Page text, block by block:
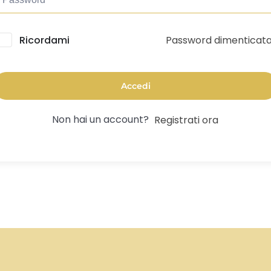
Ricordami Password
Accedi
Non hai un account? Registrati ora